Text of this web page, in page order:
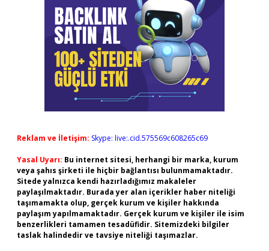
Reklam ve İletişim: Skype: live:.cid.575569c608265c69
Yasal Uyarı: Bu internet sitesi, herhangi bir marka, kurum
veya şahıs şirketi ile hiçbir bağlantısı bulunmamaktadır.
Sitede yalnızca kendi hazırladığımız makaleler
paylaşılmaktadır. Burada yer alan içerikler haber niteliği
taşımamakta olup, gerçek kurum ve kişiler hakkında
paylaşım yapılmamaktadır. Gerçek kurum ve kişiler ile isim
benzerlikleri tamamen tesadüfidir. Sitemizdeki bilgiler
taslak halindedir ve tavsiye niteliği taşımazlar.